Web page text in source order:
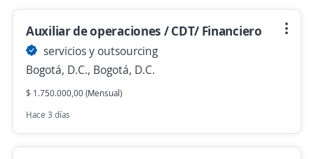
Auxiliar de operaciones / CDT/ Financiero
servicios y outsourcing
Bogotá, D.C., Bogotá, D.C.
$ 1.750.000,00 (Mensual)
Hace 3 días